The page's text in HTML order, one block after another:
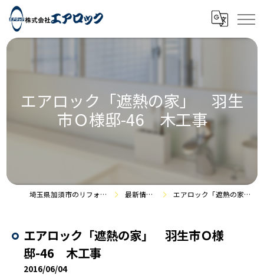
エアロック「遮熱の家」 羽生
市Ｏ様邸-46 木工事
埼玉県加須市のリフォームなら株式会社エアロック 最新情報・施工事例 エアロック「遮熱の家」 羽生市Ｏ様邸-46 木工事
エアロック「遮熱の家」 羽生市Ｏ様
邸-46 木工事
2016/06/04